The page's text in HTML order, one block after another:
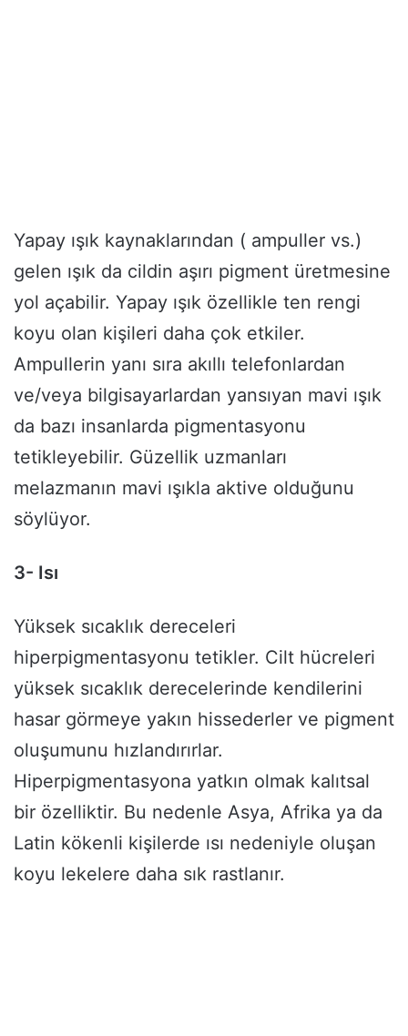
Yapay ışık kaynaklarından ( ampuller vs.)
gelen ışık da cildin aşırı pigment üretmesine
yol açabilir. Yapay ışık özellikle ten rengi
koyu olan kişileri daha çok etkiler.
Ampullerin yanı sıra akıllı telefonlardan
ve/veya bilgisayarlardan yansıyan mavi ışık
da bazı insanlarda pigmentasyonu
tetikleyebilir. Güzellik uzmanları
melazmanın mavi ışıkla aktive olduğunu
söylüyor.
3- Isı
Yüksek sıcaklık dereceleri
hiperpigmentasyonu tetikler. Cilt hücreleri
yüksek sıcaklık derecelerinde kendilerini
hasar görmeye yakın hissederler ve pigment
oluşumunu hızlandırırlar.
Hiperpigmentasyona yatkın olmak kalıtsal
bir özelliktir. Bu nedenle Asya, Afrika ya da
Latin kökenli kişilerde ısı nedeniyle oluşan
koyu lekelere daha sık rastlanır.